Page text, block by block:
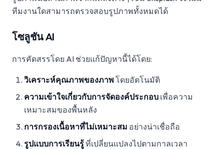
ทีมงานใดสามารถตรวจสอบรูปภาพทั้งหมดได้
โซลูชัน AI
การคัดสรรโดย AI ช่วยแก้ปัญหานี้ได้โดย:
วิเคราะห์คุณภาพของภาพ โดยอัตโนมัติ
ความเข้าใจเกี่ยวกับการจัดองค์ประกอบ เพื่อความ
เหมาะสมของพื้นหลัง
การกรองเนื้อหาที่ไม่เหมาะสม อย่างน่าเชื่อถือ
รูปแบบการเรียนรู้ที่เปลี่ยนแปลงไปตามกาลเวลา